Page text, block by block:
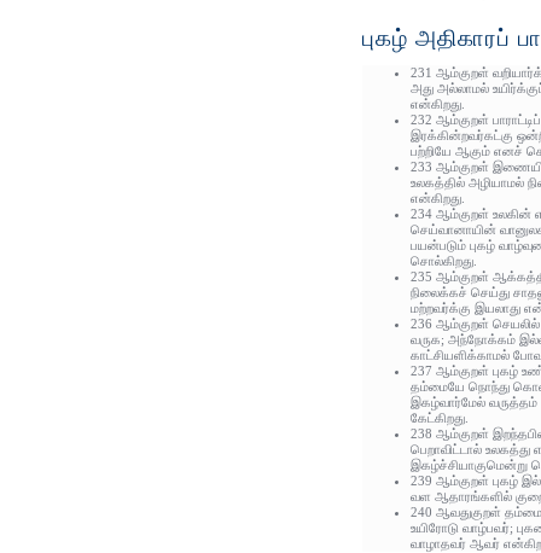
புகழ் அதிகாரப்
231 ஆம்குறள்
அது அல்லாமல்
என்கிறது.
232 ஆம்குறள்
இரக்கின்றவர்கட்கு
பற்றியே ஆகும் எனச்
233 ஆம்குறள்
உலகத்தில் அழியாமல்
என்கிறது.
234 ஆம்குறள் உலகின்
செய்வானாயின்
பயன்படும் புகழ்
சொல்கிறது.
235 ஆம்குறள்
நிலைக்கச் செய்து
மற்றவர்க்கு இயலாது
236 ஆம்குறள்
வருக; அந்நோக்கம்
காட்சியளிக்காமல்
237 ஆம்குறள் புகழ்
தம்மையே நொந்து
இகழ்வார்மேல்
கேட்கிறது.
238 ஆம்குறள்
பெறாவிட்டால்
இகழ்ச்சியாகுமென்று
239 ஆம்குறள் புகழ்
வள ஆதாரங்களில்
240 ஆவதுகுறள்
உயிரோடு வாழ்பவர்;
வாழாதவர் ஆவர்